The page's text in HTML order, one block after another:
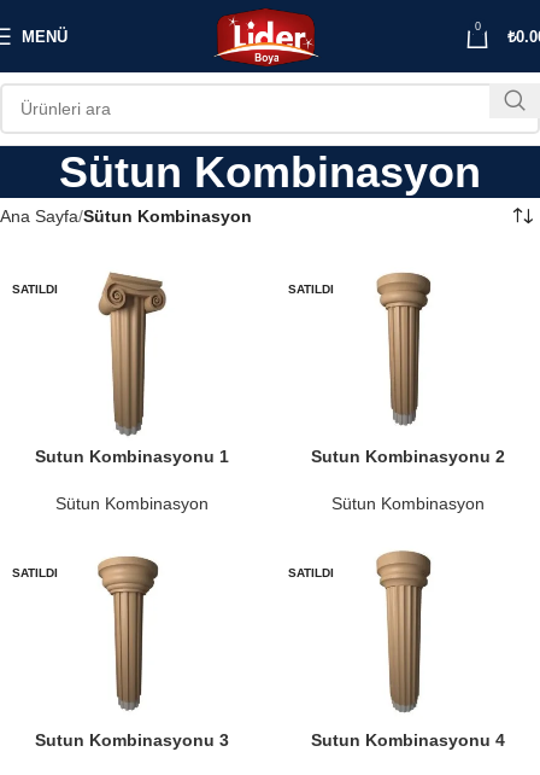
MENÜ
0
₺
Sütun Kombinasyon
Ana Sayfa Sütun Kombinasyon
SATILDI
Sutun Kombinasyonu 1
Sütun Kombinasyon
SATILDI
Sutun Kombinasyonu 2
Sütun Kombinasyon
SATILDI
Sutun Kombinasyonu 3
SATILDI
Sutun Kombinasyonu 4